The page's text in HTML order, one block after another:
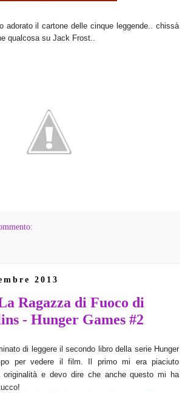
adorato il cartone delle cinque leggende.. chissà
qualcosa su Jack Frost..
2013
Ragazza di Fuoco di
- Hunger Games #2
di leggere il secondo libro della serie Hunger
per vedere il film. Il primo mi era piaciuto
e devo dire che anche questo mi ha